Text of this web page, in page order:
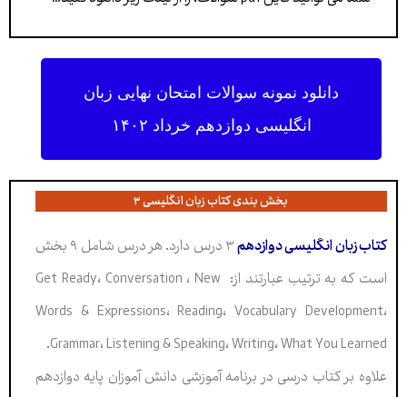
دانلود نمونه سوالات امتحان نهایی زبان
انگلیسی دوازدهم خرداد ۱۴۰۲
بخش بندی کتاب زبان انگلیسی ۳
کتاب زبان انگلیسی دوازدهم
۳ درس دارد. هر درس شامل ۹ بخش
است که به ترتیب عبارتند از: Get Ready، Conversation ، New
Words & Expressions، Reading، Vocabulary Development،
Grammar، Listening & Speaking، Writing، What You Learned.
علاوه بر کتاب درسی در برنامه آموزشی دانش آموزان پایه دوازدهم